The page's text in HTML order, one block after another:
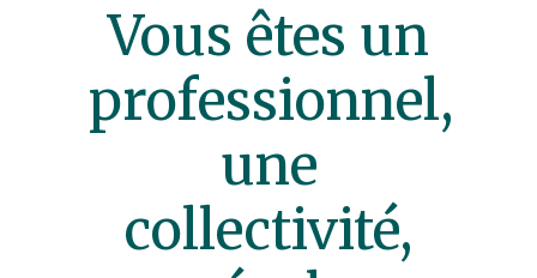
Vous êtes un
professionnel,
une
collectivité,